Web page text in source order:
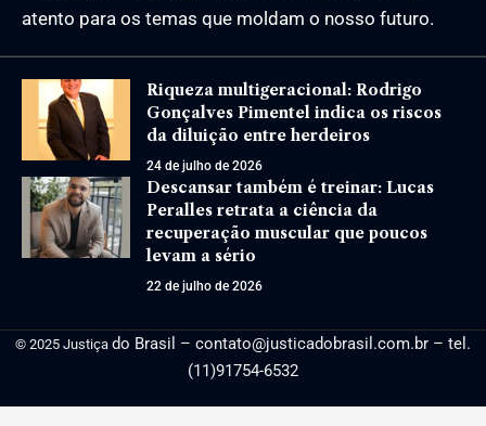
atento para os temas que moldam o nosso futuro.
Riqueza multigeracional: Rodrigo
Gonçalves Pimentel indica os riscos
da diluição entre herdeiros
24 de julho de 2026
Descansar também é treinar: Lucas
Peralles retrata a ciência da
recuperação muscular que poucos
levam a sério
22 de julho de 2026
© 2025 Justiça do Brasil – contato@justicadobrasil.com.br – tel.
(11)91754-6532